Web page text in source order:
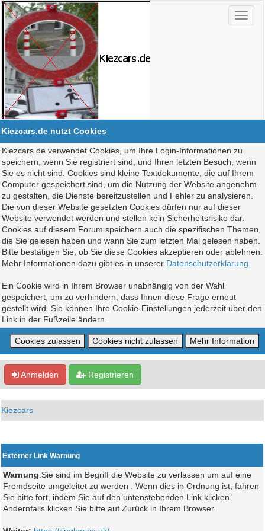
Kiezcars.de nutzt Cookies
Kiezcars.de verwendet Cookies, um Ihre Login-Informationen zu
speichern, wenn Sie registriert sind, und Ihren letzten Besuch, wenn
Sie es nicht sind. Cookies sind kleine Textdokumente, die auf Ihrem
Computer gespeichert sind, um die Nutzung der Website angenehm
zu gestalten, die Dienste bereitzustellen und Fehler zu analysieren.
Die von dieser Website gesetzten Cookies dürfen nur auf dieser
Website verwendet werden und stellen kein Sicherheitsrisiko dar.
Cookies auf diesem Forum speichern auch die spezifischen Themen,
die Sie gelesen haben und wann Sie zum letzten Mal gelesen haben.
Bitte bestätigen Sie, ob Sie diese Cookies akzeptieren oder ablehnen.
Mehr Informationen dazu gibt es in unserer Datenschutzerklärung
Ein Cookie wird in Ihrem Browser unabhängig von der Wahl
gespeichert, um zu verhindern, dass Ihnen diese Frage erneut
gestellt wird. Sie können Ihre Cookie-Einstellungen jederzeit über den
Link in der Fußzeile ändern.
Anmelden Registrieren
Kiezcars
Externer Link Warnung
Warnung:Sie sind im Begriff die Website zu verlassen um auf eine
Fremdseite umgeleitet zu werden . Wenn dies in Ordnung ist, fahren
Sie bitte fort, indem Sie auf den untenstehenden Link klicken.
Andernfalls klicken Sie bitte auf Zurück in Ihrem Browser.